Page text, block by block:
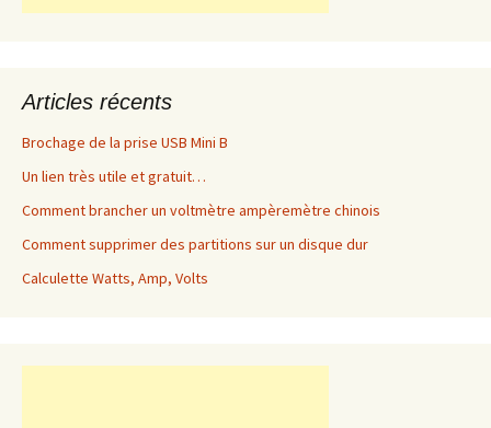
Articles récents
Brochage de la prise USB Mini B
Un lien très utile et gratuit…
Comment brancher un voltmètre ampèremètre chinois
Comment supprimer des partitions sur un disque dur
Calculette Watts, Amp, Volts